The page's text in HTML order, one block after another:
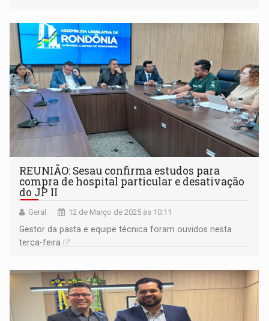
REUNIÃO: Sesau confirma estudos para
compra de hospital particular e desativação
do JP II
Geral 12 de Março de 2025 às 10:11
Gestor da pasta e equipe técnica foram ouvidos nesta
terça-feira